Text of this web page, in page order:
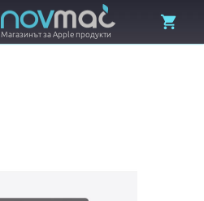
Магазинът за Apple продукти
